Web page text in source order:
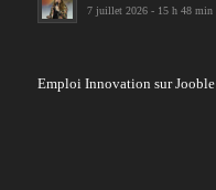
7 juillet 2026 - 15 h 48 min
Emploi Innovation sur Jooble